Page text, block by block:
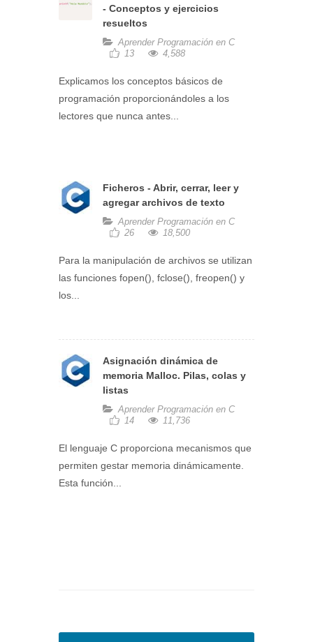
- Conceptos y ejercicios
resueltos
Aprender Programación en C
13
4,588
Explicamos los conceptos básicos de
programación proporcionándoles a los
lectores que nunca antes...
Ficheros - Abrir, cerrar, leer y
agregar archivos de texto
Aprender Programación en C
26
18,500
Para la manipulación de archivos se utilizan
las funciones fopen(), fclose(), freopen() y
los...
Asignación dinámica de
memoria Malloc. Pilas, colas y
listas
Aprender Programación en C
14
11,736
El lenguaje C proporciona mecanismos que
permiten gestar memoria dinámicamente.
Esta función...